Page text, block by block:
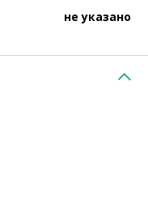
не указано